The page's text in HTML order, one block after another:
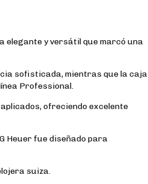
elegante y versátil que marcó una
sofisticada, mientras que la caja
Professional.
ofreciendo excelente
Heuer fue diseñado para
suiza.